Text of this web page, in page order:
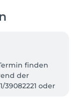
finden
der
oder